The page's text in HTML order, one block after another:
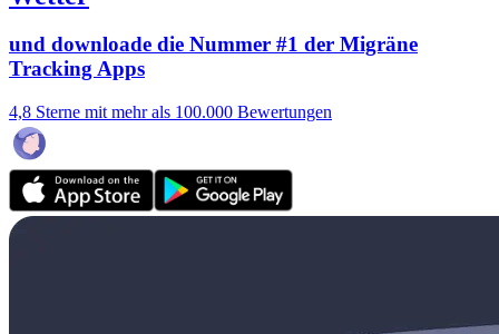
und downloade die Nummer #1 der Migräne
Tracking Apps
4,8 Sterne mit mehr als 100.000 Bewertungen